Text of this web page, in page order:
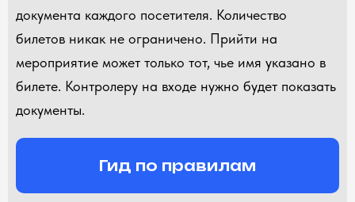
документа каждого посетителя. Количество
билетов никак не ограничено. Прийти на
мероприятие может только тот, чье имя указано в
билете. Контролеру на входе нужно будет показать
документы.
Гид по правилам